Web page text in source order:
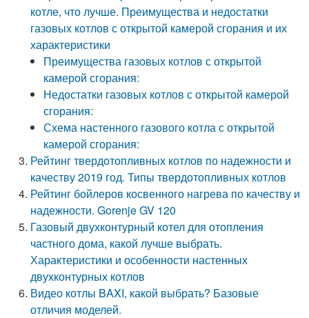
котле, что лучше. Преимущества и недостатки
газовых котлов с открытой камерой сгорания и их
характеристики
Преимущества газовых котлов с открытой
камерой сгорания:
Недостатки газовых котлов с открытой камерой
сгорания:
Схема настенного газового котла с открытой
камерой сгорания:
Рейтинг твердотопливных котлов по надежности и
качеству 2019 год. Типы твердотопливных котлов
Рейтинг бойлеров косвенного нагрева по качеству и
надежности. Gorenje GV 120
Газовый двухконтурный котел для отопления
частного дома, какой лучше выбрать.
Характеристики и особенности настенных
двухконтурных котлов
Видео котлы BAXI, какой выбрать? Базовые
отличия моделей.